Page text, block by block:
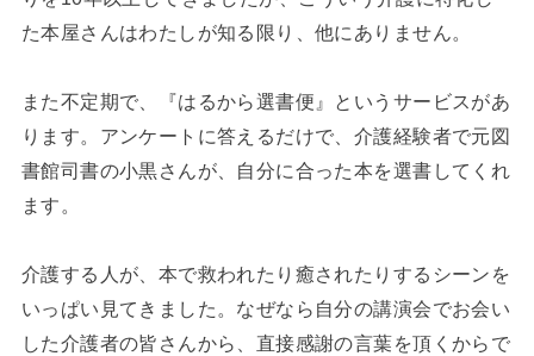
た本屋さんはわたしが知る限り、他にありません。
また不定期で、『はるから選書便』というサービスがあ
ります。アンケートに答えるだけで、介護経験者で元図
書館司書の小黒さんが、自分に合った本を選書してくれ
ます。
介護する人が、本で救われたり癒されたりするシーンを
いっぱい見てきました。なぜなら自分の講演会でお会い
した介護者の皆さんから、直接感謝の言葉を頂くからで